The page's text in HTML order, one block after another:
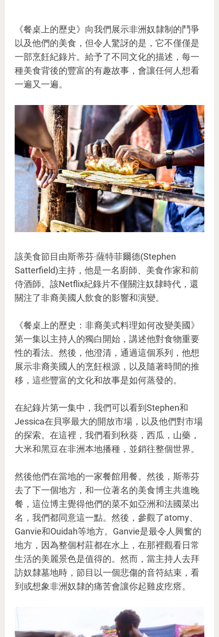
《餐桌上的歷史》向我們展示非洲奴隸制的鬥爭
以及他們的美食，但令人驚訝的是，它不僅僅是
一部烹飪紀錄片。給予了不同文化的描述，每一
種美食背後的豐富的有趣故事，會讓任何人想看
一遍又一遍。
該美食節目由斯蒂芬·薩特菲爾德(Stephen
Satterfield)主持，他是一名廚師、美食作家和前
侍酒師。該Netflix紀錄片不僅關注奴隸時代，還
關注了非裔美國人飲食的影響和演變。
《餐桌上的歷史：非裔美式料理如何改變美國》
第一集以主持人的獨白開始，講述他對食物重要
性的看法。然後，他澄清，通過這個系列，他想
展示非裔美國人的烹飪根源，以及隨著時間的推
移，這些豐富的文化和故事是如何蒸發的。
在紀錄片第一集中，我們可以看到Stephen和
Jessica在貝寧最大的開放市場，以及他們對市場
的探索。在這裡，我們看到秋葵，西瓜，山藥，
大米和黑豆在非洲本地播種，並銷往整個世界。
然後他們在當地的一家餐館用餐。然後，斯蒂芬
去了下一個地方，和一位著名的美食博主共進晚
餐，這位博主覺得他們的菜不如亞洲和法國菜出
名，我們都同意這一點。然後，參觀了atomy、
Ganvie和Ouidah等地方。Ganvie是最令人興奮的
地方，因為整個村莊都在水上，在那裡觀看日常
生活的美麗景色是值得的。然而，當主持人去拜
訪奴隸墓地時，節目以一個悲傷的音符結束，看
到或想象非洲奴隸的痛苦會讓你起雞皮疙瘩。